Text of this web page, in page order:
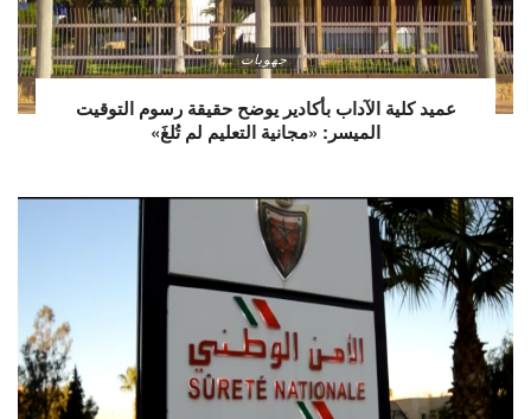
جهويات
عميد كلية الآداب بأكادير يوضح حقيقة رسوم التوقيت
الميسر: «مجانية التعليم لم تُلغَ»